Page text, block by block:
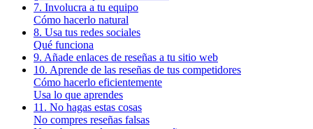
7. Involucra a tu equipo
Cómo hacerlo natural
8. Usa tus redes sociales
Qué funciona
9. Añade enlaces de reseñas a tu sitio web
10. Aprende de las reseñas de tus competidores
Cómo hacerlo eficientemente
Usa lo que aprendes
11. No hagas estas cosas
No compres reseñas falsas